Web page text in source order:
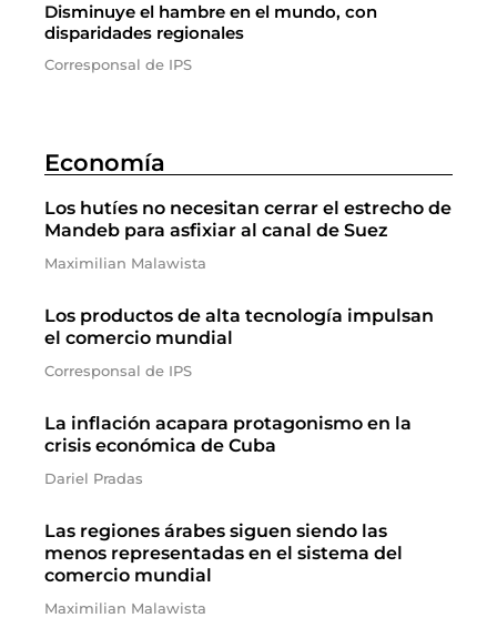
Disminuye el hambre en el mundo, con
disparidades regionales
Corresponsal de IPS
Economía
Los hutíes no necesitan cerrar el estrecho de
Mandeb para asfixiar al canal de Suez
Maximilian Malawista
Los productos de alta tecnología impulsan
el comercio mundial
Corresponsal de IPS
La inflación acapara protagonismo en la
crisis económica de Cuba
Dariel Pradas
Las regiones árabes siguen siendo las
menos representadas en el sistema del
comercio mundial
Maximilian Malawista